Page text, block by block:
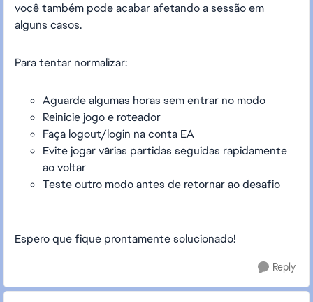
você também pode acabar afetando a sessão em
alguns casos.
Para tentar normalizar:
Aguarde algumas horas sem entrar no modo
Reinicie jogo e roteador
Faça logout/login na conta EA
Evite jogar várias partidas seguidas rapidamente
ao voltar
Teste outro modo antes de retornar ao desafio
Espero que fique prontamente solucionado!
Reply